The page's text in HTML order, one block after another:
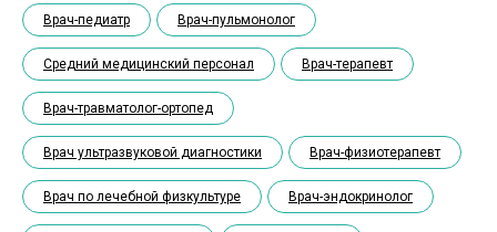
Врач-педиатр Врач-пульмонолог
Средний медицинский персонал Врач-терапевт
Врач-травматолог-ортопед
Врач ультразвуковой диагностики Врач-физиотерапевт
Врач по лечебной физкультуре Врач-эндокринолог